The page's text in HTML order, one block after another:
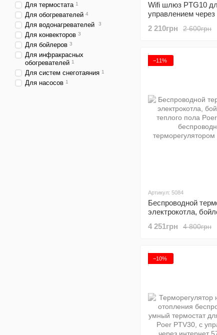
Wifi шлюз PTG10
управлением через
PTC10/PTC16/PTV30
2 600грн
2 210грн
−11%
Артикул: 5084
Беспроводной
электрокотла,
беспроводным
4 800грн
4 251грн
−10%
Для термостата 1
Для обогревателей 4
Для водонагревателей 3
Для конвекторов 3
Для бойлеров 3
Для инфракрасных
обогревателей 1
Для систем снеготаяния 1
Для насосов 1